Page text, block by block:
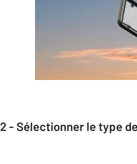
2 - Sélectionner le type